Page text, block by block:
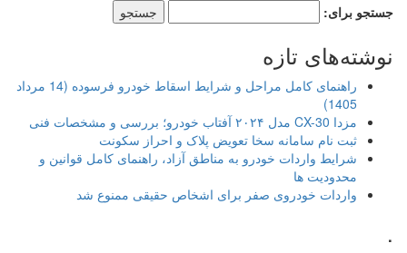
جستجو برای:
نوشته‌های تازه
راهنمای کامل مراحل و شرایط اسقاط خودرو فرسوده (14 مرداد
1405)
مزدا CX-30 مدل ۲۰۲۴ آفتاب خودرو؛ بررسی و مشخصات فنی
ثبت نام سامانه سخا تعویض پلاک و احراز سکونت
شرایط واردات خودرو به مناطق آزاد، راهنمای کامل قوانین و
محدودیت ها
واردات خودروی صفر برای اشخاص حقیقی ممنوع شد